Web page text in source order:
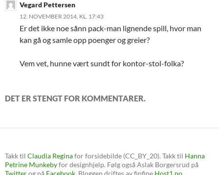
Vegard Pettersen
12. NOVEMBER 2014, KL. 17:43
Er det ikke noe sånn pack-man lignende spill, hvor man
kan gå og samle opp poenger og greier?
Vem vet, hunne vært sundt for kontor-stol-folka?
DET ER STENGT FOR KOMMENTARER.
Takk til Claudia Reginafor forsidebilde (CC_BY_20). Takk til Hanna
Petrine Munkebyfor designhjelp. Følg også Aslak Borgersrud på